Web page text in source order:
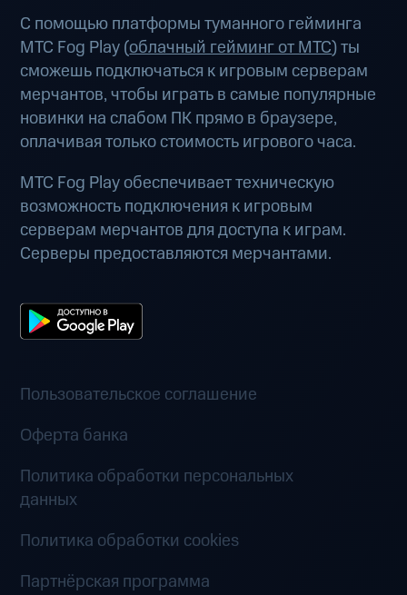
С помощью платформы туманного гейминга
МТС Fog Play (облачный гейминг от МТС) ты
сможешь подключаться к игровым серверам
мерчантов, чтобы играть в самые популярные
новинки на слабом ПК прямо в браузере,
оплачивая только стоимость игрового часа.
МТС Fog Play обеспечивает техническую
возможность подключения к игровым
серверам мерчантов для доступа к играм.
Серверы предоставляются мерчантами.
Пользовательское соглашение
Оферта банка
Политика обработки персональных
данных
Политика обработки cookies
Партнёрская программа